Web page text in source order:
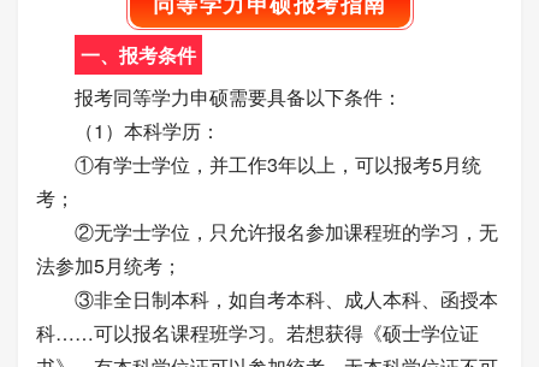
一、报考条件
报考同等学力申硕需要具备以下条件：
（1）本科学历：
①有学士学位，并工作3年以上，可以报考5月统
考；
②无学士学位，只允许报名参加课程班的学习，无
法参加5月统考；
③非全日制本科，如自考本科、成人本科、函授本
科……可以报名课程班学习。若想获得《硕士学位证